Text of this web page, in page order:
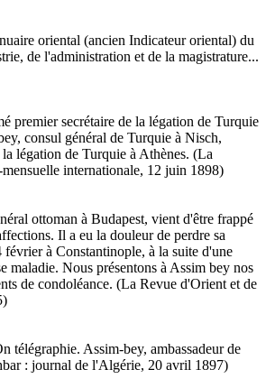
oriental (ancien Indicateur oriental) du
de l'administration et de la magistrature...
premier secrétaire de la légation de Turquie
consul général de Turquie à Nisch,
légation de Turquie à Athènes. (La
internationale, 12 juin 1898)
ottoman à Budapest, vient d'être frappé
Il a eu la douleur de perdre sa
à Constantinople, à la suite d'une
maladie. Nous présentons à Assim bey nos
de condoléance. (La Revue d'Orient et de
télégraphie. Assim-bey, ambassadeur de
: journal de l'Algérie, 20 avril 1897)